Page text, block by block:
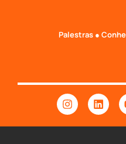
Palestras ●